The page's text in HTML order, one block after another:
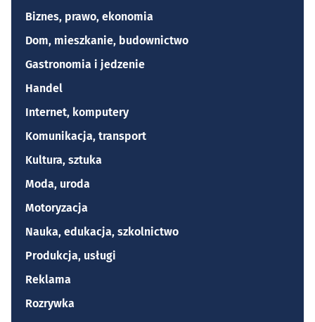
Biznes, prawo, ekonomia
Dom, mieszkanie, budownictwo
Gastronomia i jedzenie
Handel
Internet, komputery
Komunikacja, transport
Kultura, sztuka
Moda, uroda
Motoryzacja
Nauka, edukacja, szkolnictwo
Produkcja, usługi
Reklama
Rozrywka